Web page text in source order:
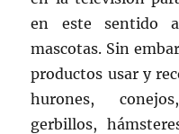
en este sentido
mascotas. Sin
productos usar y
hurones,
gerbillos,